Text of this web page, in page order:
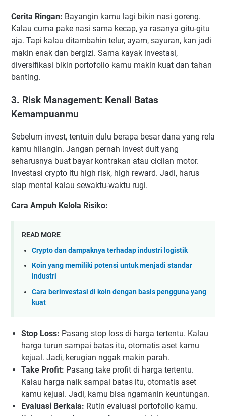
Cerita Ringan: Bayangin kamu lagi bikin nasi goreng.
Kalau cuma pake nasi sama kecap, ya rasanya gitu-gitu
aja. Tapi kalau ditambahin telur, ayam, sayuran, kan jadi
makin enak dan bergizi. Sama kayak investasi,
diversifikasi bikin portofolio kamu makin kuat dan tahan
banting.
3. Risk Management: Kenali Batas
Kemampuanmu
Sebelum invest, tentuin dulu berapa besar dana yang rela
kamu hilangin. Jangan pernah invest duit yang
seharusnya buat bayar kontrakan atau cicilan motor.
Investasi crypto itu high risk, high reward. Jadi, harus
siap mental kalau sewaktu-waktu rugi.
Cara Ampuh Kelola Risiko:
READ MORE
Crypto dan dampaknya terhadap industri logistik
Koin yang memiliki potensi untuk menjadi standar
industri
Cara berinvestasi di koin dengan basis pengguna yang
kuat
Stop Loss: Pasang stop loss di harga tertentu. Kalau
harga turun sampai batas itu, otomatis aset kamu
kejual. Jadi, kerugian nggak makin parah.
Take Profit: Pasang take profit di harga tertentu.
Kalau harga naik sampai batas itu, otomatis aset
kamu kejual. Jadi, kamu bisa ngamanin keuntungan.
Evaluasi Berkala: Rutin evaluasi portofolio kamu.